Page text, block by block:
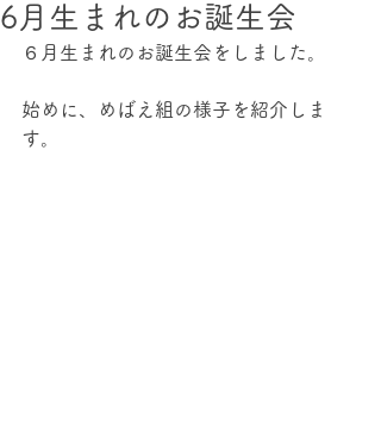
6月生まれのお誕生会
６月生まれのお誕生会をしました。
始めに、めばえ組の様子を紹介しま
す。